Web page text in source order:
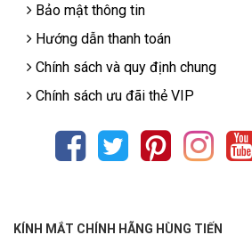
Bảo mật thông tin
Hướng dẫn thanh toán
Chính sách và quy định chung
Chính sách ưu đãi thẻ VIP
KÍNH MẮT CHÍNH HÃNG HÙNG TIẾN